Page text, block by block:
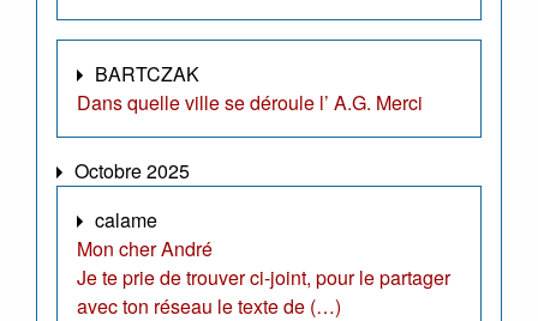
BARTCZAK
Dans quelle ville se déroule l’ A.G. Merci
Octobre 2025
calame
Mon cher André
Je te prie de trouver ci-joint, pour le partager
avec ton réseau le texte de (…)